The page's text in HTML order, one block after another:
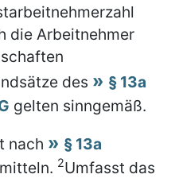
die Arbeitnehmer
des
§ 13a
gelten sinngemäß.
nach
§ 13a
2Umfasst das